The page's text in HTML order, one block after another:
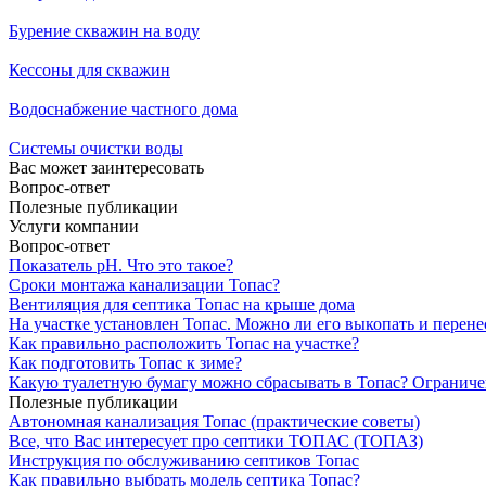
Бурение скважин на воду
Кессоны для скважин
Водоснабжение частного дома
Системы очистки воды
Вас может заинтересовать
Вопрос-ответ
Полезные публикации
Услуги компании
Вопрос-ответ
Показатель рН. Что это такое?
Сроки монтажа канализации Топас?
Вентиляция для септика Топас на крыше дома
На участке установлен Топас. Можно ли его выкопать и
Как правильно расположить Топас на участке?
Как подготовить Топас к зиме?
Какую туалетную бумагу можно сбрасывать в Топас?
Полезные публикации
Автономная канализация Топас (практические советы)
Все, что Вас интересует про септики ТОПАС (ТОПАЗ)
Инструкция по обслуживанию септиков Топас
Как правильно выбрать модель септика Топас?